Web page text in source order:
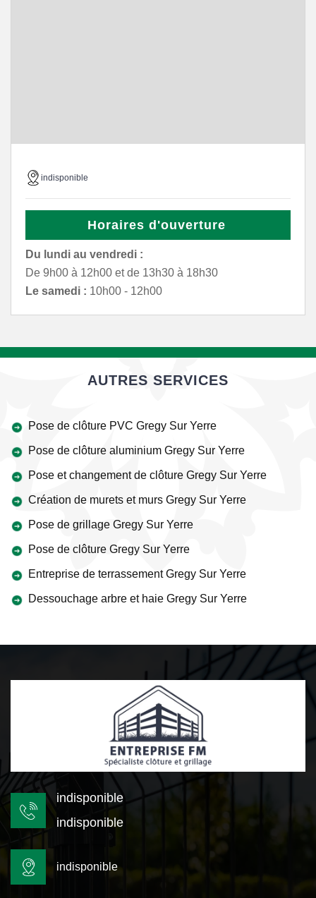
indisponible
Horaires d'ouverture
Du lundi au vendredi :
De 9h00 à 12h00 et de 13h30 à 18h30
Le samedi : 10h00 - 12h00
AUTRES SERVICES
Pose de clôture PVC Gregy Sur Yerre
Pose de clôture aluminium Gregy Sur Yerre
Pose et changement de clôture Gregy Sur Yerre
Création de murets et murs Gregy Sur Yerre
Pose de grillage Gregy Sur Yerre
Pose de clôture Gregy Sur Yerre
Entreprise de terrassement Gregy Sur Yerre
Dessouchage arbre et haie Gregy Sur Yerre
indisponible
indisponible
indisponible